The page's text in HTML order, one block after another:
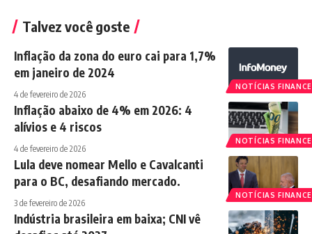
Talvez você goste
NOTÍCIAS
Inflação da zona do euro cai para 1,7%
em janeiro de 2024
4 de fevereiro de 2026
NOTÍCIAS
Inflação abaixo de 4% em 2026: 4
alívios e 4 riscos
4 de fevereiro de 2026
NOTÍCIAS
Lula deve nomear Mello e Cavalcanti
para o BC, desafiando mercado.
3 de fevereiro de 2026
Indústria brasileira em baixa; CNI vê